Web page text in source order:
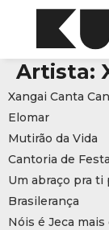
Artista:
Xangai Canta
Elomar
Mutirão da Vida
Cantoria de Festa
Um abraço pra ti
Brasilerança
Nóis é Jeca mais